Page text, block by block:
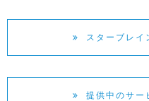
スターブレイ
提供中の